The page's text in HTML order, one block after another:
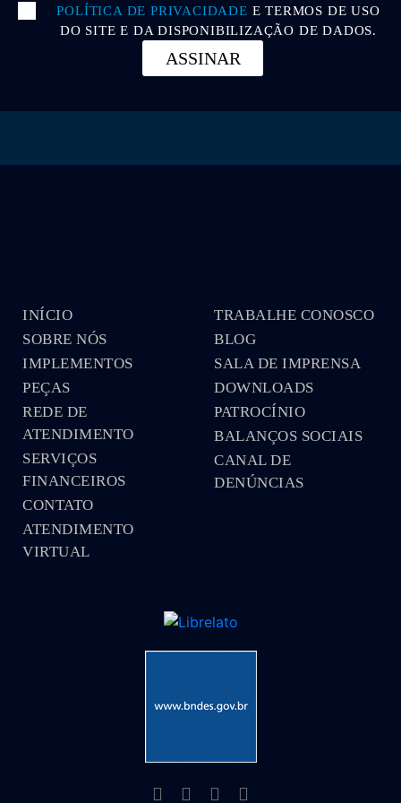
ASSINAR
POLÍTICA DE PRIVACIDADE E TERMOS DE USO
DO SITE E DA DISPONIBILIZAÇÃO DE DADOS.
INÍCIO
SOBRE NÓS
IMPLEMENTOS
PEÇAS
REDE DE
ATENDIMENTO
SERVIÇOS
FINANCEIROS
CONTATO
ATENDIMENTO
VIRTUAL
TRABALHE CONOSCO
BLOG
SALA DE IMPRENSA
DOWNLOADS
PATROCÍNIO
BALANÇOS SOCIAIS
CANAL DE
DENÚNCIAS